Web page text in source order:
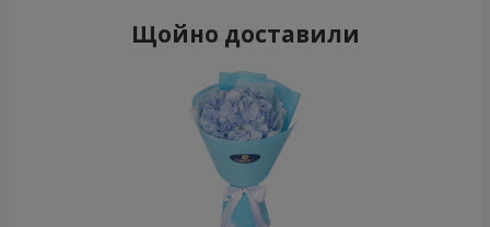
Щойно доставили